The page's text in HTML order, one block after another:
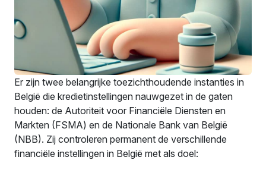
Er zijn twee belangrijke toezichthoudende instanties in
België die kredietinstellingen nauwgezet in de gaten
houden: de Autoriteit voor Financiële Diensten en
Markten (FSMA) en de Nationale Bank van België
(NBB). Zij controleren permanent de verschillende
financiële instellingen in België met als doel: